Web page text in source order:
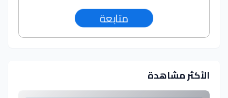
متابعة
الأكثر مشاهدة